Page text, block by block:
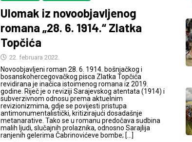
Ulomak iz novoobjavljenog
romana „28. 6. 1914.“ Zlatka
Topčića
22. februara 2022.
Novoobjavljeni roman 28. 6. 1914. bošnjačkog i
bosanskohercegovačkog pisca Zlatka Topčića
revidirana je inačica istoimenog romana iz 2019.
godine. Riječ je o reviziji Sarajevskog atentata (1914) i
subverzivnom odnosu prema aktuelnim
revizionizmima, gdje se povijesti pristupa
antimonumentalistički, kritizirajući dosadašnje
metanarative. Tako se u romanu predočava sudbina
malih ljudi, slučajnih prolaznika, odnosno Sarajlija
ranjenih gelerima Čabrinovićeve bombe; […]